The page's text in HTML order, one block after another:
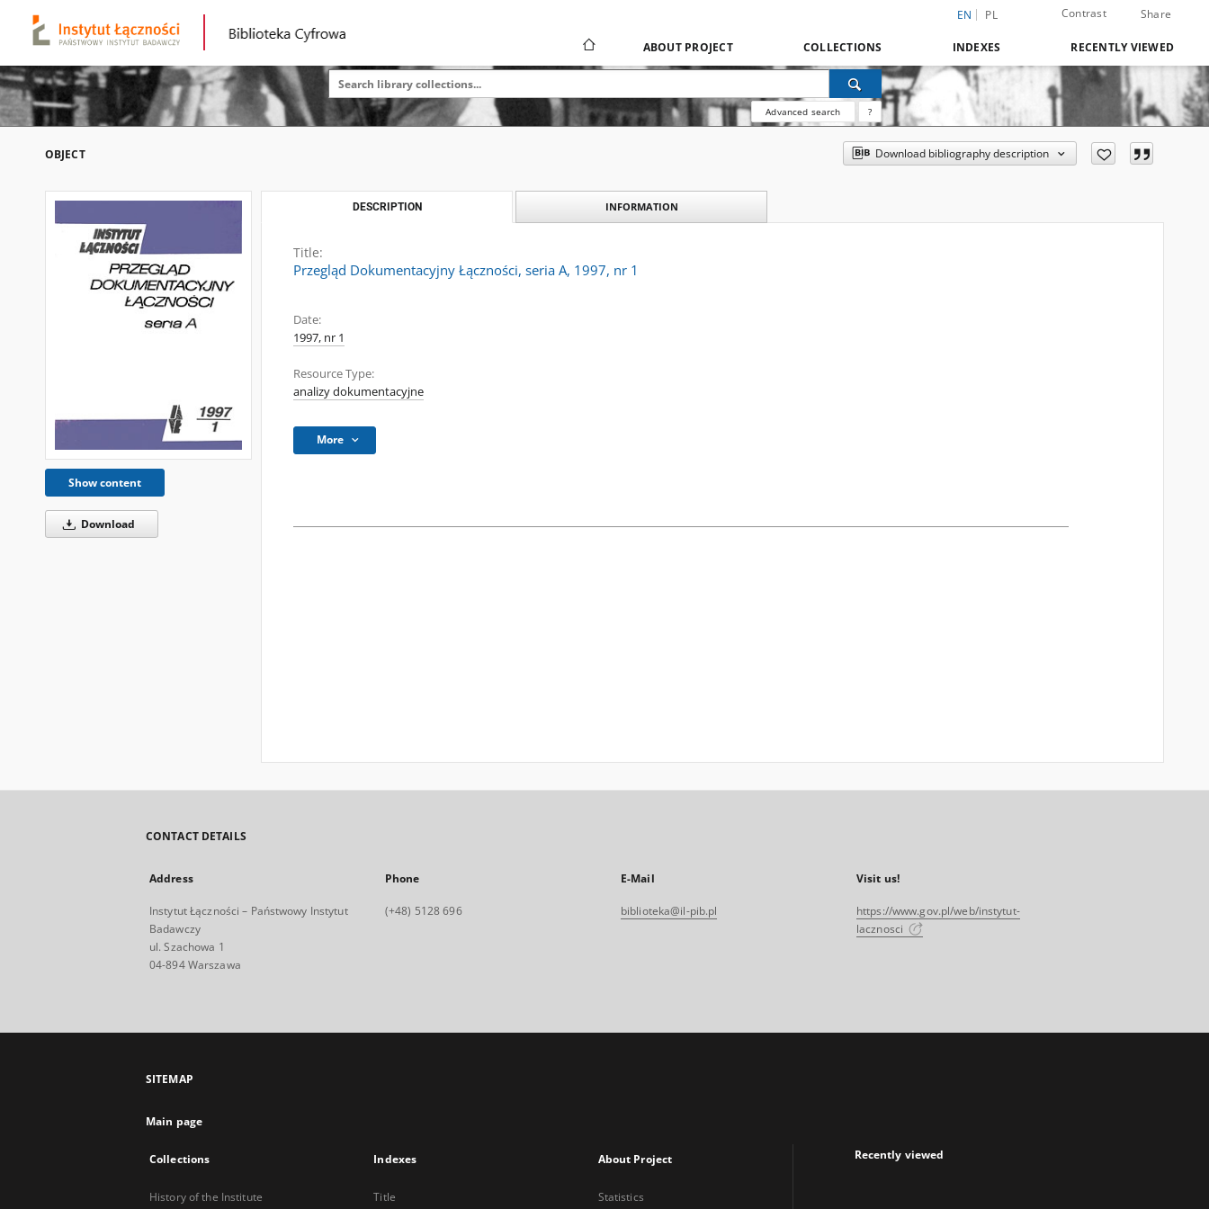
EN PL Contrast Share
ABOUT PROJECT COLLECTIONS INDEXES RECENTLY VIEWED
Advanced search ?
OBJECT Download bibliography description
Show content
Download
DESCRIPTION INFORMATION
Title:
Przegląd Dokumentacyjny Łączności, seria A, 1997, nr 1
Date:
1997, nr 1
Resource Type:
analizy dokumentacyjne
More
CONTACT DETAILS
Address
Instytut Łączności – Państwowy Instytut
Badawczy
ul. Szachowa 1
04-894 Warszawa
Phone
(+48) 5128 696
E-Mail
biblioteka@il-pib.pl
Visit us!
https://www.gov.pl/web/instytut-
lacznosci
SITEMAP
Main page
Collections
History of the Institute
Indexes
Title
About Project
Statistics
Recently viewed